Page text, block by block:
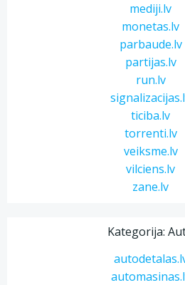
mediji.lv
monetas.lv
parbaude.lv
partijas.lv
run.lv
ticiba.lv
torrenti.lv
veiksme.lv
vilciens.lv
zane.lv
Kategorija: